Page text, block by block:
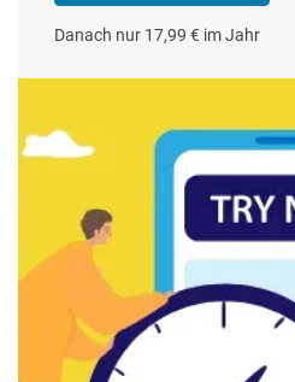
Danach nur 17,99 € im Jahr